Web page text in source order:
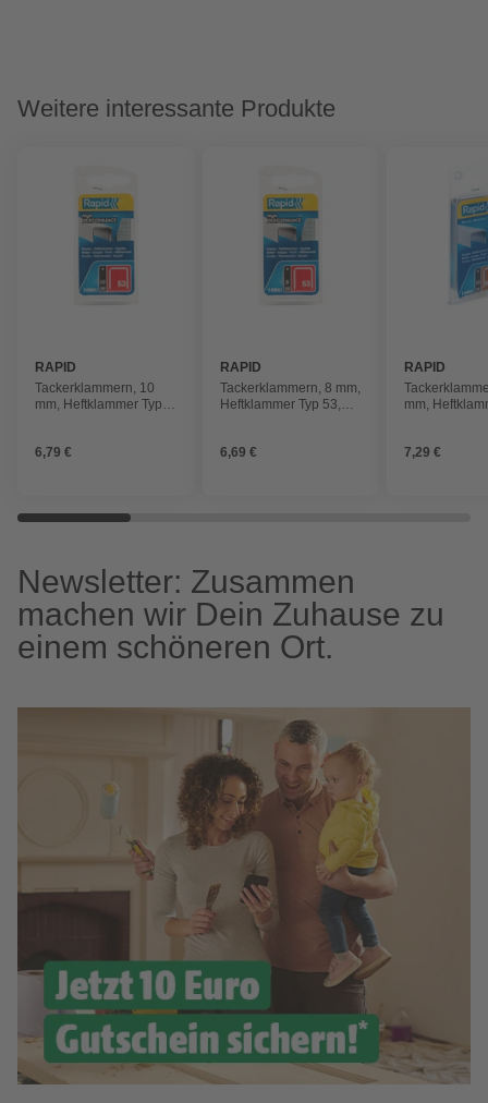
Weitere interessante Produkte
RAPID
Tackerklammern, 10
mm, Heftklammer Typ
6,79 €
RAPID
Tackerklammern, 8 mm,
Heftklammer Typ 53,
6,69 €
RAPID
mm,
7,29 €
Newsletter: Zusammen
machen wir Dein Zuhause zu
einem schöneren Ort.